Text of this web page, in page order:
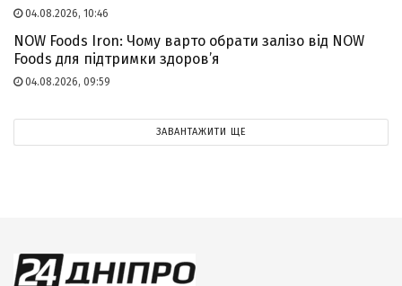
04.08.2026, 10:46
NOW Foods Iron: Чому варто обрати залізо від NOW
Foods для підтримки здоров’я
04.08.2026, 09:59
ЗАВАНТАЖИТИ ЩЕ